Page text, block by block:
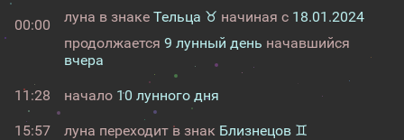
00:00
луна в знаке Тельца ♉ начиная с 18.01.2024
продолжается 9 лунный день начавшийся
вчера
11:28 начало 10 лунного дня
15:57 луна переходит в знак Близнецов ♊